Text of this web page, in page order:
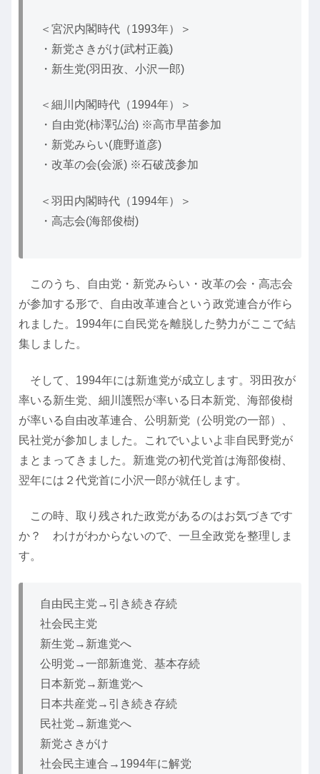
＜宮沢内閣時代（1993年）＞
・新党さきがけ(武村正義)
・新生党(羽田孜、小沢一郎)
＜細川内閣時代（1994年）＞
・自由党(柿澤弘治) ※高市早苗参加
・新党みらい(鹿野道彦)
・改革の会(会派) ※石破茂参加
＜羽田内閣時代（1994年）＞
・高志会(海部俊樹)
このうち、自由党・新党みらい・改革の会・高志会
が参加する形で、自由改革連合という政党連合が作ら
れました。1994年に自民党を離脱した勢力がここで結
集しました。
そして、1994年には新進党が成立します。羽田孜が
率いる新生党、細川護煕が率いる日本新党、海部俊樹
が率いる自由改革連合、公明新党（公明党の一部）、
民社党が参加しました。これでいよいよ非自民野党が
まとまってきました。新進党の初代党首は海部俊樹、
翌年には２代党首に小沢一郎が就任します。
この時、取り残された政党があるのはお気づきです
か？ わけがわからないので、一旦全政党を整理しま
す。
自由民主党→引き続き存続
社会民主党
新生党→新進党へ
公明党→一部新進党、基本存続
日本新党→新進党へ
日本共産党→引き続き存続
民社党→新進党へ
新党さきがけ
社会民主連合→1994年に解党